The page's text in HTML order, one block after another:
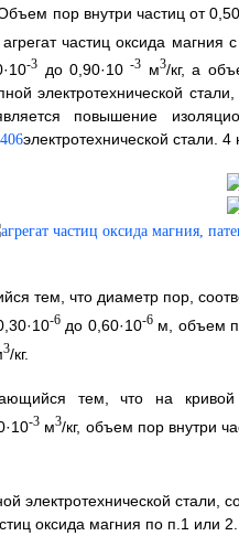
пор внутри частиц от
частиц оксида
-3 до 0,90·10-3 м3/кг, а
электротехнической
повышение
электротехнической стали.
тем, что диаметр пор,
-6до 0,60·10-6м, объем
3/кг.
тем, что на
-3 м3/кг, объем пор внутри
электротехнической
оксида магния по п.1 или 2.